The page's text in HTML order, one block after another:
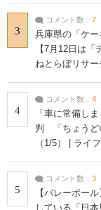
3
コメント数： 7
兵庫県の「ケ
【7月12日は
ねとらぼリサー
4
コメント数： 4
「車に常備し
判 「ちょうど
（1/5） | ライ
5
コメント数： 3
【バレーボー
している「日